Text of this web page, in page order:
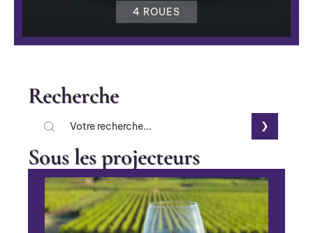
4 ROUES
Recherche
Sous les projecteurs